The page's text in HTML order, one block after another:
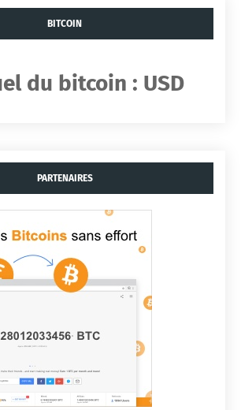
BITCOIN
du bitcoin : USD
PARTENAIRES